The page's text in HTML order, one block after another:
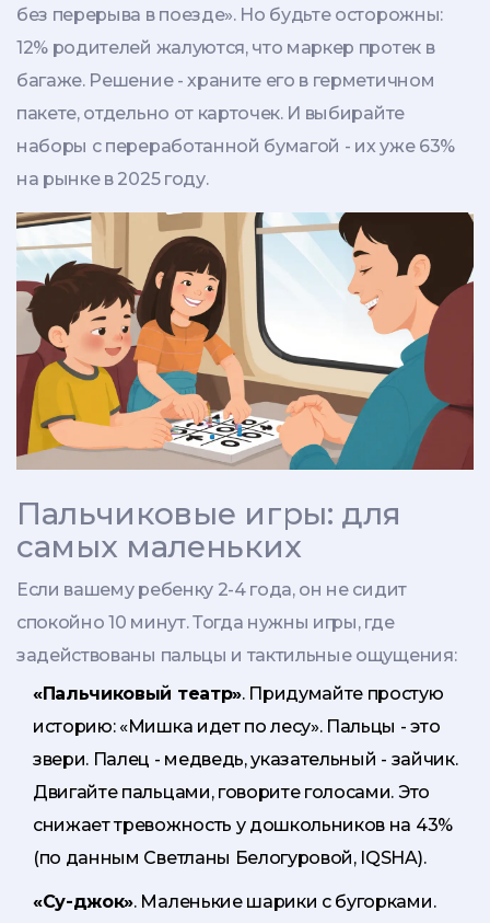
без перерыва в поезде». Но будьте осторожны:
12% родителей жалуются, что маркер протек в
багаже. Решение - храните его в герметичном
пакете, отдельно от карточек. И выбирайте
наборы с переработанной бумагой - их уже 63%
на рынке в 2025 году.
Пальчиковые игры: для
самых маленьких
Если вашему ребенку 2-4 года, он не сидит
спокойно 10 минут. Тогда нужны игры, где
задействованы пальцы и тактильные ощущения:
«Пальчиковый театр». Придумайте простую
историю: «Мишка идет по лесу». Пальцы - это
звери. Палец - медведь, указательный - зайчик.
Двигайте пальцами, говорите голосами. Это
снижает тревожность у дошкольников на 43%
(по данным Светланы Белогуровой, IQSHA).
«Су-джок». Маленькие шарики с бугорками.